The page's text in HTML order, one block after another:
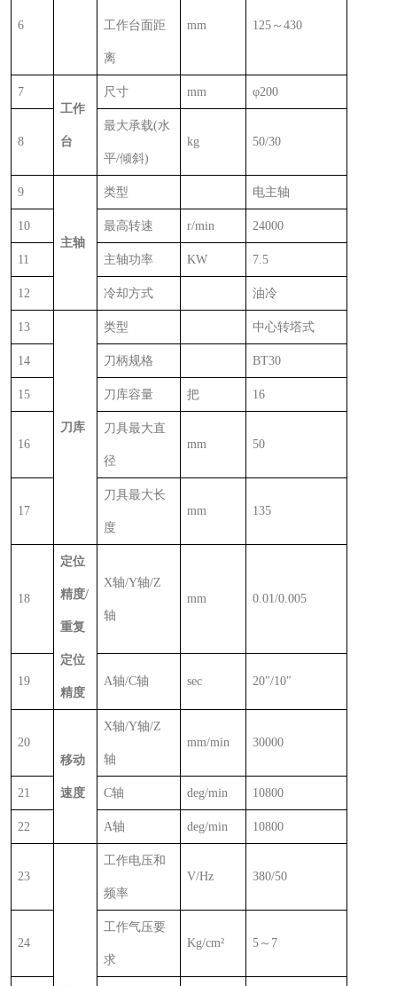
6 工作台面距
离
mm 125 ～430
7
工作
台
尺寸 mm φ200
8
最大承载(水
平/倾斜)
kg 50/30
9
主轴
类型 电主轴
10 最高转速 r/min 24000
11 主轴功率 KW 7.5
12 冷却方式 油冷
13
刀库
类型 中心转塔式
14 刀柄规格 BT30
15 刀库容量 把 16
16
刀具最大直
径
mm 50
17
刀具最大长
度
mm 135
18
定位
精度/
重复
定位
精度
X轴/Y轴/Z
轴
mm 0.01/0.005
19 A轴/C轴 sec 20″/10″
20
移动
速度
X轴/Y轴/Z
轴
mm/min 30000
21 C轴 deg/min 10800
22 A轴 deg/min 10800
23
工作电压和
频率
V/Hz 380/50
24
工作气压要
求
Kg/cm² 5 ～ 7